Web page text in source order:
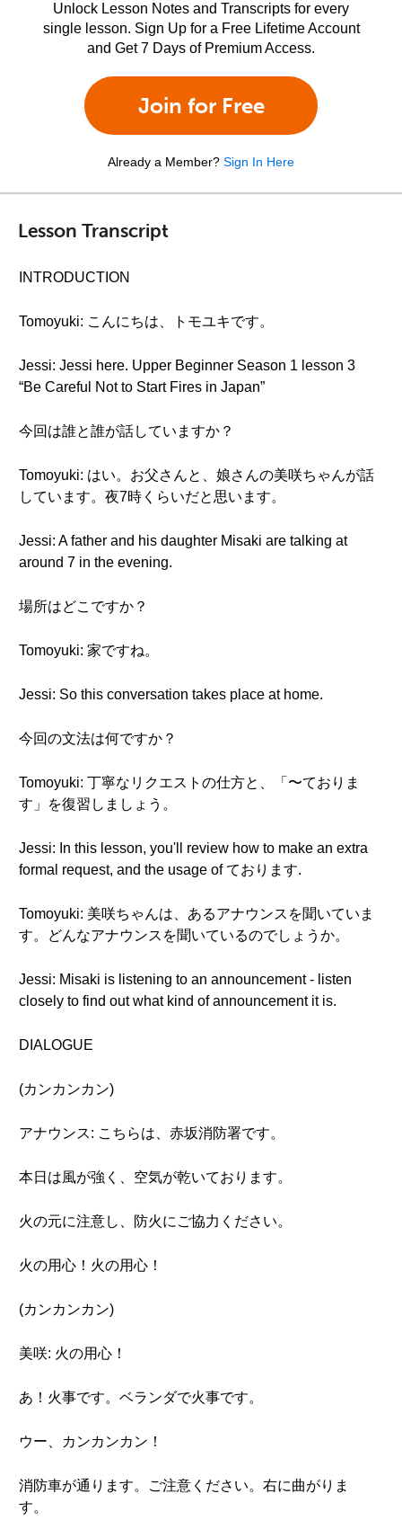
Unlock Lesson Notes and Transcripts for every
single lesson. Sign Up for a Free Lifetime Account
and Get 7 Days of Premium Access.
Join for Free
Already a Member? Sign In Here
Lesson Transcript
INTRODUCTION
Tomoyuki: こんにちは、トモユキです。
Jessi: Jessi here. Upper Beginner Season 1 lesson 3
“Be Careful Not to Start Fires in Japan”
今回は誰と誰が話していますか？
Tomoyuki: はい。お父さんと、娘さんの美咲ちゃんが話
しています。夜7時くらいだと思います。
Jessi: A father and his daughter Misaki are talking at
around 7 in the evening.
場所はどこですか？
Tomoyuki: 家ですね。
Jessi: So this conversation takes place at home.
今回の文法は何ですか？
Tomoyuki: 丁寧なリクエストの仕方と、「〜ておりま
す」を復習しましょう。
Jessi: In this lesson, you'll review how to make an extra
formal request, and the usage of ております.
Tomoyuki: 美咲ちゃんは、あるアナウンスを聞いていま
す。どんなアナウンスを聞いているのでしょうか。
Jessi: Misaki is listening to an announcement - listen
closely to find out what kind of announcement it is.
DIALOGUE
(カンカンカン)
アナウンス: こちらは、赤坂消防署です。
本日は風が強く、空気が乾いております。
火の元に注意し、防火にご協力ください。
火の用心！火の用心！
(カンカンカン)
美咲: 火の用心！
あ！火事です。ベランダで火事です。
ウー、カンカンカン！
消防車が通ります。ご注意ください。右に曲がりま
す。